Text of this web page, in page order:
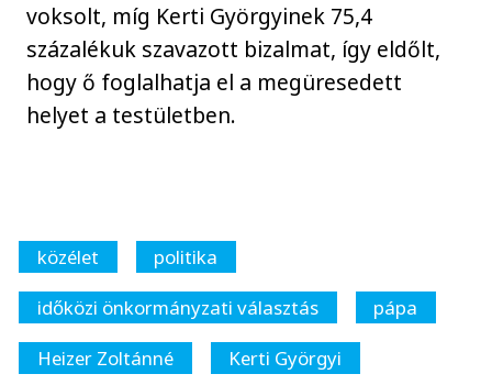
voksolt, míg Kerti Györgyinek 75,4
százalékuk szavazott bizalmat, így eldőlt,
hogy ő foglalhatja el a megüresedett
helyet a testületben.
közélet
politika
időközi önkormányzati választás
pápa
Heizer Zoltánné
Kerti Györgyi